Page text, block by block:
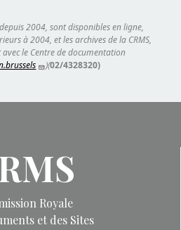
2004, sont disponibles en ligne,
à 2004, et les archives de la CRMS,
le Centre de documentation
)(02/4328320)
Royale
et des Sites